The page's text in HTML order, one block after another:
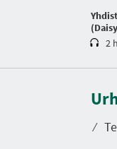
2
⁄
K
s
t
o